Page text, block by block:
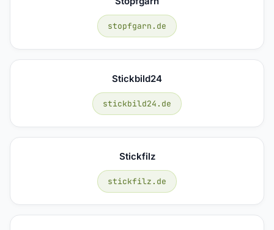
stopfgarn.de
Stickbild24
stickbild24.de
Stickfilz
stickfilz.de